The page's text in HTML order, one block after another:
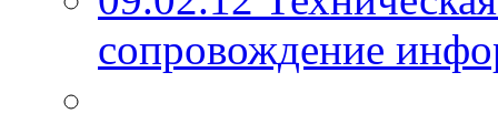
сопровождение